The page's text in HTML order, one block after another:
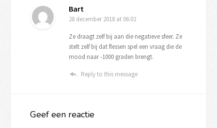
Bart
28 december 2018 at 06:02
Ze draagt zelf bij aan die negatieve sfeer. Ze
stelt zelf bij dat flessen spel een vraag die de
mood naar -1000 graden brengt.
Reply to this message
Geef een reactie